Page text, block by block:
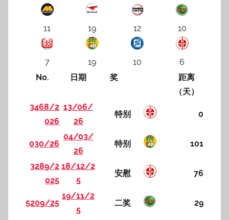
11 19 12 10
7 19 10
6
No.
日期 奖
距离
（天）
3468/2
026
13/06/
26
特别 0
030/26
04/03/
26
特别 101
3289/2
025
18/12/2
5
安慰 76
5209/25
19/11/2
5
二奖 29